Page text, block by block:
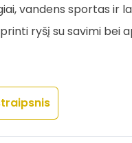
vandens sportas ir
ryšį su savimi bei